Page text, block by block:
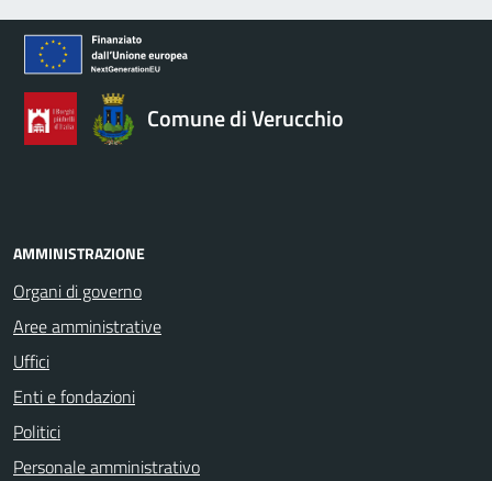
Comune di Verucchio
AMMINISTRAZIONE
Organi di governo
Aree amministrative
Uffici
Enti e fondazioni
Politici
Personale amministrativo